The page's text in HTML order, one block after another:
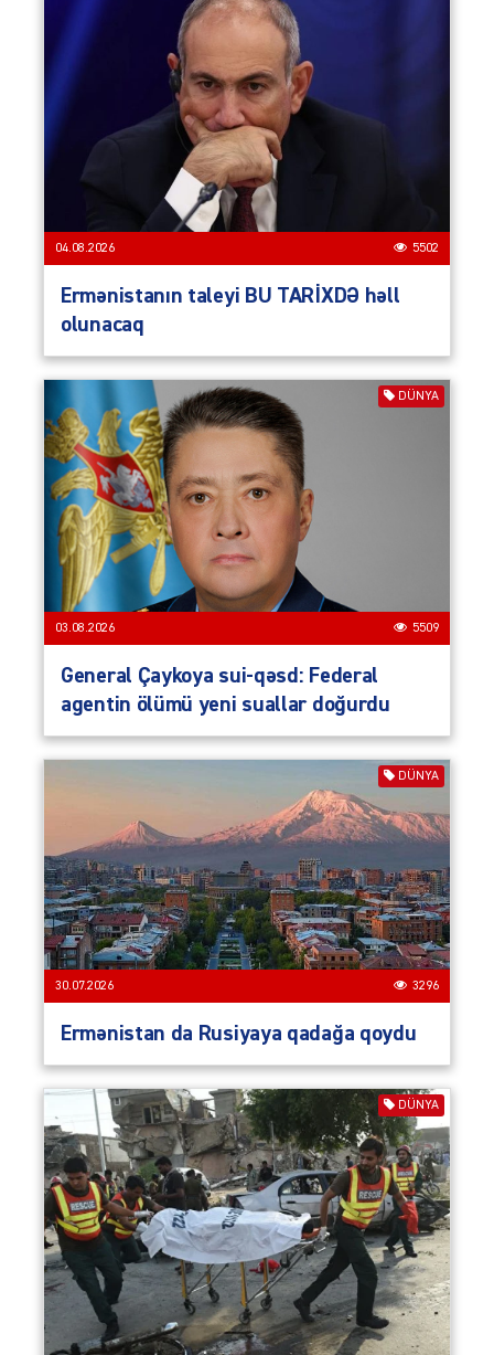
04.08.2026 5502
Ermənistanın taleyi BU TARİXDƏ həll
olunacaq
DÜNYA
03.08.2026 5509
General Çaykoya sui-qəsd: Federal
agentin ölümü yeni suallar doğurdu
DÜNYA
30.07.2026 3296
Ermənistan da Rusiyaya qadağa qoydu
DÜNYA